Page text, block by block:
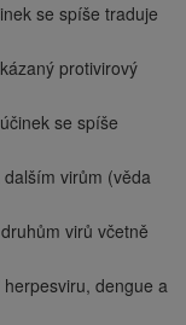
se spíše traduje
protivirový
se spíše
virům (věda
virů včetně
dengue a